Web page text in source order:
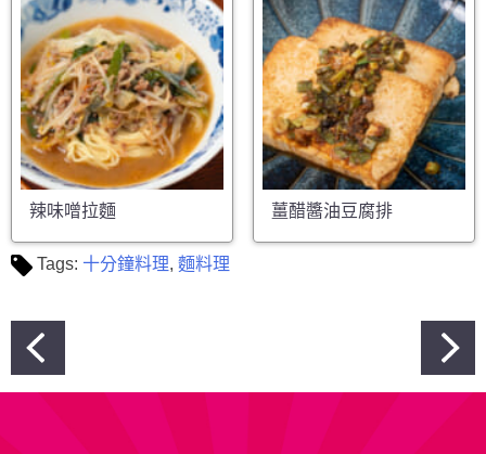
辣味噌拉麵 薑醋醬油豆腐排
Tags: 十分鐘料理, 麵料理
文
章